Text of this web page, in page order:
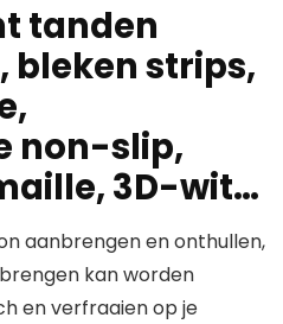
tanden
bleken strips,
non-slip,
3D-wit…
aanbrengen en onthullen,
kan worden
en verfraaien op je